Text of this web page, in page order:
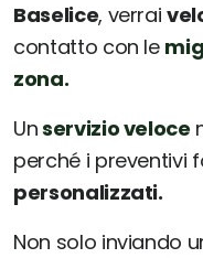
Baselice, verrai
contatto con le
zona.
Unservizio veloce
perché i preventivi
personalizzati.
Non solo inviando